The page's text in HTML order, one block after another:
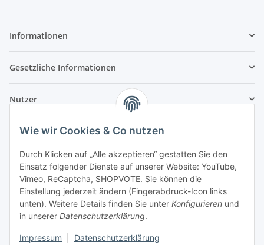
Wie wir Cookies & Co nutzen
Durch Klicken auf „Alle akzeptieren“ gestatten Sie den
Einsatz folgender Dienste auf unserer Website: YouTube,
Vimeo, ReCaptcha, SHOPVOTE. Sie können die
Einstellung jederzeit ändern (Fingerabdruck-Icon links
unten). Weitere Details finden Sie unter Konfigurieren und
in unserer Datenschutzerklärung.
Impressum Datenschutzerklärung
Informationen
Gesetzliche Informationen
Nutzer